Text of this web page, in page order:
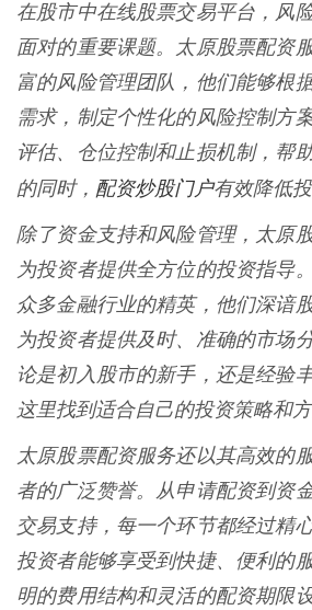
在股市中在线股票交易平台，风
面对的重要课题。太原股票配资
富的风险管理团队，他们能够根
需求，制定个性化的风险控制方
评估、仓位控制和止损机制，帮
的同时， 配资炒股门户有效降低投
除了资金支持和风险管理，太原
为投资者提供全方位的投资指导
众多金融行业的精英，他们深谙
为投资者提供及时、准确的市场
论是初入股市的新手，还是经验
这里找到适合自己的投资策略和方
太原股票配资服务还以其高效的
者的广泛赞誉。从申请配资到资
交易支持，每一个环节都经过精
投资者能够享受到快捷、便利的
明的费用结构和灵活的配资期限